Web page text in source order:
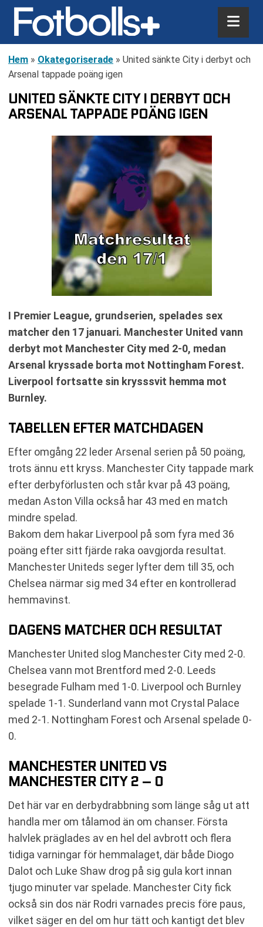
Hem » Okategoriserade » United sänkte City i derbyt och
Arsenal tappade poäng igen
UNITED SÄNKTE CITY I DERBYT OCH
ARSENAL TAPPADE POÄNG IGEN
I Premier League, grundserien, spelades sex
matcher den 17 januari. Manchester United vann
derbyt mot Manchester City med 2-0, medan
Arsenal kryssade borta mot Nottingham Forest.
Liverpool fortsatte sin krysssvit hemma mot
Burnley.
TABELLEN EFTER MATCHDAGEN
Efter omgång 22 leder Arsenal serien på 50 poäng,
trots ännu ett kryss. Manchester City tappade mark
efter derbyförlusten och står kvar på 43 poäng,
medan Aston Villa också har 43 med en match
mindre spelad.
Bakom dem hakar Liverpool på som fyra med 36
poäng efter sitt fjärde raka oavgjorda resultat.
Manchester Uniteds seger lyfter dem till 35, och
Chelsea närmar sig med 34 efter en kontrollerad
hemmavinst.
DAGENS MATCHER OCH RESULTAT
Manchester United slog Manchester City med 2-0.
Chelsea vann mot Brentford med 2-0. Leeds
besegrade Fulham med 1-0. Liverpool och Burnley
spelade 1-1. Sunderland vann mot Crystal Palace
med 2-1. Nottingham Forest och Arsenal spelade 0-
0.
MANCHESTER UNITED VS
MANCHESTER CITY 2 – 0
Det här var en derbydrabbning som länge såg ut att
handla mer om tålamod än om chanser. Första
halvlek präglades av en hel del avbrott och flera
tidiga varningar för hemmalaget, där både Diogo
Dalot och Luke Shaw drog på sig gula kort innan
tjugo minuter var spelade. Manchester City fick
också sin dos när Rodri varnades precis före paus,
vilket säger en del om hur tätt och kantigt det blev